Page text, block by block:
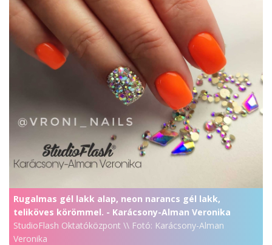
Rugalmas gél lakk alap, neon narancs gél lakk,
teliköves körömmel. - Karácsony-Alman Veronika
StudioFlash Oktatóközpont \\ Fotó: Karácsony-Alman
Veronika